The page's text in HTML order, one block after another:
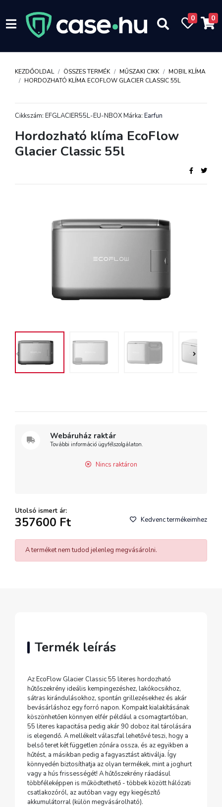
0 0
KEZDŐOLDAL ÖSSZES TERMÉK MŰSZAKI CIKK
MOBIL KLÍMA
HORDOZHATÓ KLÍMA ECOFLOW GLACIER CLASSIC 55L
Cikkszám: EFGLACIER55L-EU-NBOX Márka: Earfun
Hordozható klíma EcoFlow
Glacier Classic 55l
Webáruház raktár
További információ ügyfélszolgálaton.
Nincs raktáron
Utolsó ismert ár:
357600 Ft Kedvenc termékeimhez
A terméket nem tudod jelenleg megvásárolni.
Termék leírás
Az EcoFlow Glacier Classic 55 literes hordozható
hűtőszekrény ideális kempingezéshez, lakókocsikhoz,
sátras kirándulásokhoz, spontán grillezésekhez és akár
bevásárláshoz egy forró napon. Kompakt kialakításának
köszönhetően könnyen elfér például a csomagtartóban,
55 literes kapacitása pedig akár 90 doboz ital tárolására
is elegendő. A mellékelt válaszfal lehetővé teszi, hogy a
belső teret két független zónára ossza, és az egyikben a
hűtést, a másikban pedig a fagyasztást aktiválja. Így
könnyedén biztosíthatja az olyan termékek, mint a joghurt
vagy a hús frissességét! A hűtőszekrény ráadásul
többféleképpen is működtethető - többek között hálózati
csatlakozóról, az autóban vagy egy kiegészítő
akkumulátorral (külön megvásárolható).